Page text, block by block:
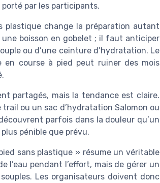
par les participants.
plastique change la préparation autant
boisson en gobelet ; il faut anticiper
ou d’une ceinture d’hydratation. Le
en course à pied peut ruiner des mois
partagés, mais la tendance est claire.
ou un sac d’hydratation Salomon ou
parfois dans la douleur qu’un
pénible que prévu.
sans plastique » résume un véritable
l’eau pendant l’effort, mais de gérer un
Les organisateurs doivent donc